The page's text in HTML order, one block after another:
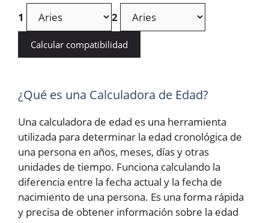
1 2
Calcular compatibilidad
¿Qué es una Calculadora de Edad?
Una calculadora de edad es una herramienta
utilizada para determinar la edad cronológica de
una persona en años, meses, días y otras
unidades de tiempo. Funciona calculando la
diferencia entre la fecha actual y la fecha de
nacimiento de una persona. Es una forma rápida
y precisa de obtener información sobre la edad